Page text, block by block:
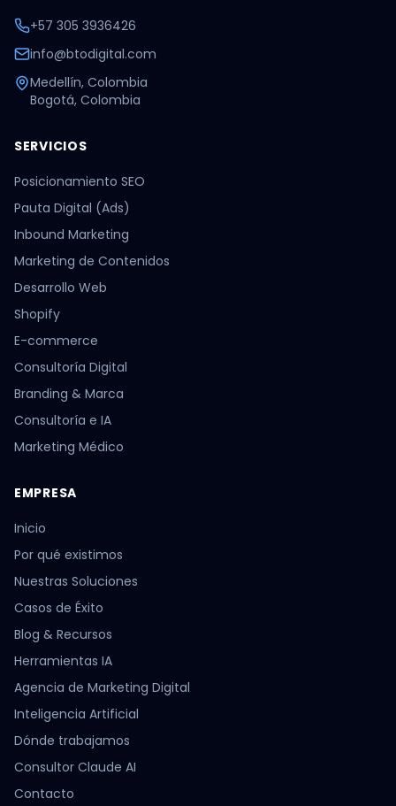
+57 305 3936426
info@btodigital.com
Medellín, Colombia
Bogotá, Colombia
SERVICIOS
Posicionamiento SEO
Pauta Digital (Ads)
Inbound Marketing
Marketing de Contenidos
Desarrollo Web
Shopify
E-commerce
Consultoría Digital
Branding & Marca
Consultoría e IA
Marketing Médico
EMPRESA
Inicio
Por qué existimos
Nuestras Soluciones
Casos de Éxito
Blog & Recursos
Herramientas IA
Agencia de Marketing Digital
Inteligencia Artificial
Dónde trabajamos
Consultor Claude AI
Contacto